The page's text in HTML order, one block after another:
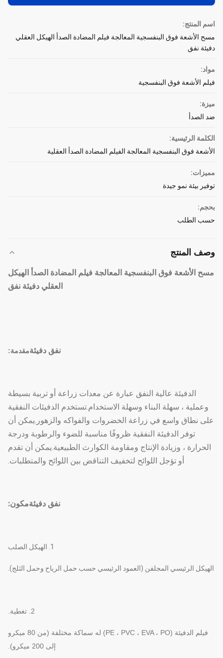
اسم المنتج:
مسح الأشعة فوق البنفسجية المعالجة فيلم المضادة الصدأ الهيكل العقلي
دفيئة نفق
مواد:
فيلم الأشعة فوق البنفسجية
ميزة:
ضد الصدأ
الكلمة الرئيسية:
الأشعة فوق البنفسجية المعالجة الفيلم المضادة الصدأ العقلية
مميزات:
توفير بيئة نمو جيدة
بحجم:
حسب الطلب
وصف المنتج
مسح الأشعة فوق البنفسجية المعالجة فيلم المضادة الصدأ الهيكل
العقلي دفيئة نفق
نفق دفيئةمقدمة:
الدفيئة عالية النفق عبارة عن معدات زراعة أو تربية بسيطة
وعملية ، سهلة البناء وسهلة الاستخدام.تستخدم الدفيئات النفقية
على نطاق واسع في زراعة الخضروات والفواكه والزهور.يمكن أن
توفر الدفيئة النفقية ظروفًا مناسبة للضوء والرطوبة ودرجة
الحرارة ، وزيادة الإنتاج ومقاومة الكوارث الطبيعية.يمكن أن تقدم
أو تؤجل اللوائح لتخفيف التناقض بين اللوائح والمتطلبات.
نفق دفيئةمكون:
1. الهيكل الصلب
الهيكل الرئيسي المجلفن (العمود الرئيسي حسب حمل الرياح وحمل الثلج).
2. تغطية.
فيلم الدفيئة (PE ، PVC ، EVA ، PO) له سماكة مختلفة (من 80 ميكرو
إلى 200 ميكرو).